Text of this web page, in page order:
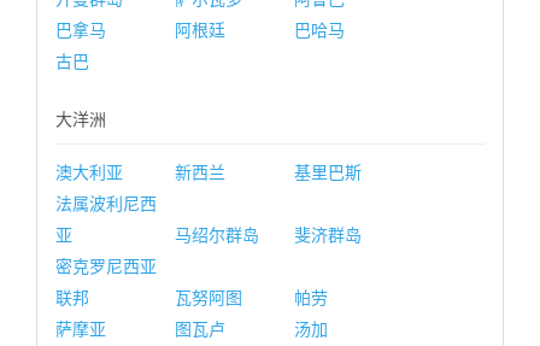
巴拿马
阿根廷
巴哈马
古巴
大洋洲
澳大利亚 新西兰
基里巴斯
法属波利尼西
亚
马绍尔群岛
斐济群岛
密克罗尼西亚
联邦
瓦努阿图
帕劳
萨摩亚
图瓦卢
汤加